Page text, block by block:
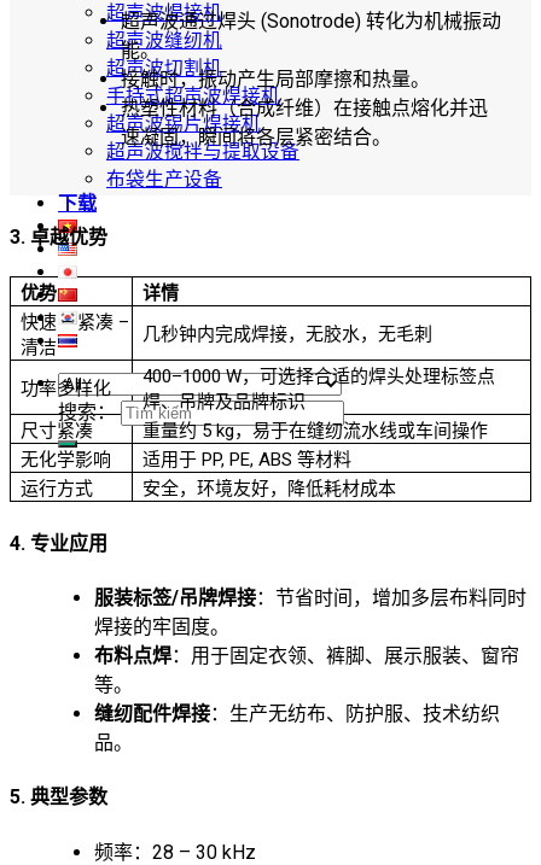
超声波焊接机
超声波缝纫机
超声波切割机
手持式超声波焊接机
超声波锡片焊接机
超声波搅拌与提取设备
布袋生产设备
下载
搜索：
超声波通过焊头 (Sonotrode) 转化为机械振动
能。
接触时，振动产生局部摩擦和热量。
热塑性材料（合成纤维）在接触点熔化并迅
速凝固，瞬间将各层紧密结合。
3. 卓越优势
优势
详情
快速 – 紧凑 –
清洁
几秒钟内完成焊接，无胶水，无毛刺
功率多样化
400–1000 W，可选择合适的焊头处理标签点
焊、吊牌及品牌标识
尺寸紧凑
重量约 5 kg，易于在缝纫流水线或车间操作
无化学影响
适用于 PP, PE, ABS 等材料
运行方式
安全，环境友好，降低耗材成本
4. 专业应用
服装标签/吊牌焊接：节省时间，增加多层布料同时
焊接的牢固度。
布料点焊：用于固定衣领、裤脚、展示服装、窗帘
等。
缝纫配件焊接：生产无纺布、防护服、技术纺织
品。
5. 典型参数
频率：28 – 30 kHz